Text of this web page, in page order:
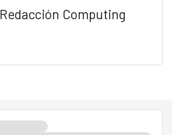
Redacción Computing